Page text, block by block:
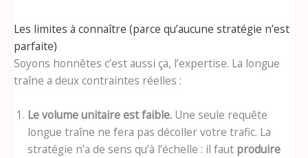
Les limites à connaître (parce qu’aucune stratégie n’est
parfaite)
Soyons honnêtes c’est aussi ça, l’expertise. La longue
traîne a deux contraintes réelles :
Le volume unitaire est faible. Une seule requête
longue traîne ne fera pas décoller votre trafic. La
stratégie n’a de sens qu’à l’échelle : il faut produire